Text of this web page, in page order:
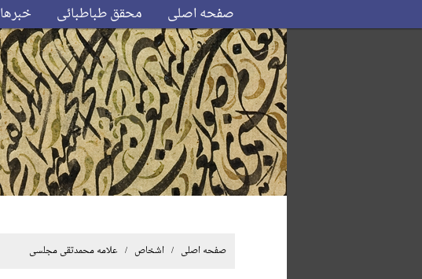
صفحه اصلی محقق طباطبائی خبرها
صفحه اصلی / اشخاص / علامه محمدتقی مجلسی